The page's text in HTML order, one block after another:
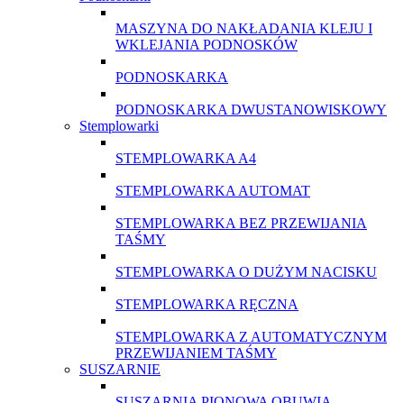
MASZYNA DO NAKŁADANIA KLEJU I
WKLEJANIA PODNOSKÓW
PODNOSKARKA
PODNOSKARKA DWUSTANOWISKOWY
Stemplowarki
STEMPLOWARKA A4
STEMPLOWARKA AUTOMAT
STEMPLOWARKA BEZ PRZEWIJANIA
TAŚMY
STEMPLOWARKA O DUŻYM NACISKU
STEMPLOWARKA RĘCZNA
STEMPLOWARKA Z AUTOMATYCZNYM
PRZEWIJANIEM TAŚMY
SUSZARNIE